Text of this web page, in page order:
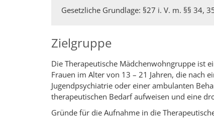
Gesetzliche Grundlage: §27 i. V. m. §§ 34,
Zielgruppe
Die Therapeutische Mädchenwohngruppe ist
Frauen im Alter von 13 – 21 Jahren, die nach
Jugendpsychiatrie oder einer ambulanten
therapeutischen Bedarf aufweisen und eine
Gründe für die Aufnahme in die